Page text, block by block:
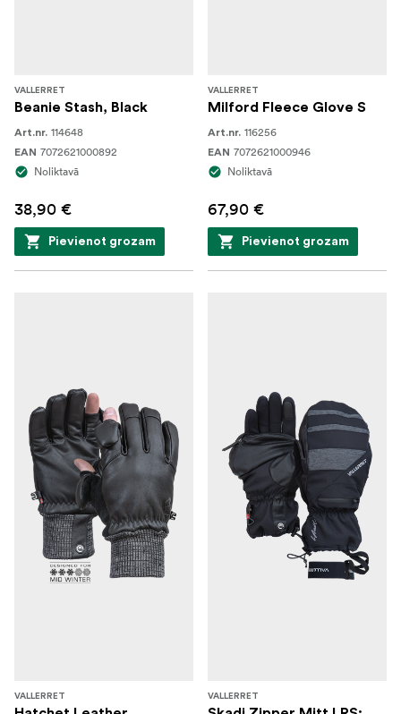
VALLERRET
Beanie Stash, Black
Art.nr. 114648
EAN 7072621000892
Noliktavā
38,90 €
Pievienot grozam
VALLERRET
Milford Fleece Glove S
Art.nr. 116256
EAN 7072621000946
Noliktavā
67,90 €
Pievienot grozam
VALLERRET VALLERRET